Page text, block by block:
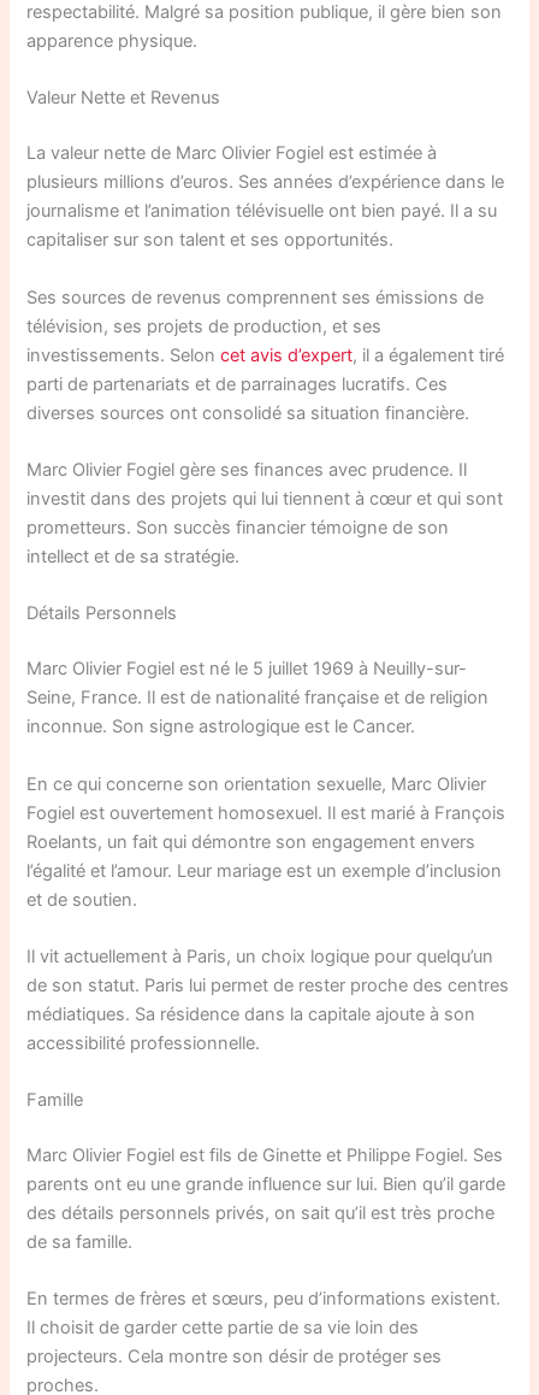
respectabilité. Malgré sa position publique, il gère bien son
apparence physique.
Valeur Nette et Revenus
La valeur nette de Marc Olivier Fogiel est estimée à
plusieurs millions d’euros. Ses années d’expérience dans le
journalisme et l’animation télévisuelle ont bien payé. Il a su
capitaliser sur son talent et ses opportunités.
Ses sources de revenus comprennent ses émissions de
télévision, ses projets de production, et ses
investissements. Seloncet avis d’expert, il a également tiré
parti de partenariats et de parrainages lucratifs. Ces
diverses sources ont consolidé sa situation financière.
Marc Olivier Fogiel gère ses finances avec prudence. Il
investit dans des projets qui lui tiennent à cœur et qui sont
prometteurs. Son succès financier témoigne de son
intellect et de sa stratégie.
Détails Personnels
Marc Olivier Fogiel est né le 5 juillet 1969 à Neuilly-sur-
Seine, France. Il est de nationalité française et de religion
inconnue. Son signe astrologique est le Cancer.
En ce qui concerne son orientation sexuelle, Marc Olivier
Fogiel est ouvertement homosexuel. Il est marié à François
Roelants, un fait qui démontre son engagement envers
l’égalité et l’amour. Leur mariage est un exemple d’inclusion
et de soutien.
Il vit actuellement à Paris, un choix logique pour quelqu’un
de son statut. Paris lui permet de rester proche des centres
médiatiques. Sa résidence dans la capitale ajoute à son
accessibilité professionnelle.
Famille
Marc Olivier Fogiel est fils de Ginette et Philippe Fogiel. Ses
parents ont eu une grande influence sur lui. Bien qu’il garde
des détails personnels privés, on sait qu’il est très proche
de sa famille.
En termes de frères et sœurs, peu d’informations existent.
Il choisit de garder cette partie de sa vie loin des
projecteurs. Cela montre son désir de protéger ses
proches.